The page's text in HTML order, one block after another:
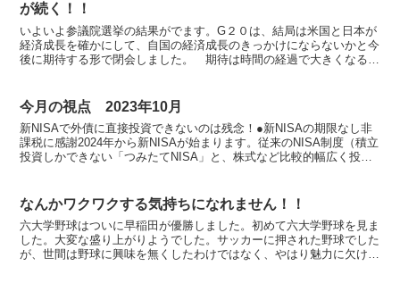
が続く！！
いよいよ参議院選挙の結果がでます。G２０は、結局は米国と日本が
経済成長を確かにして、自国の経済成長のきっかけにならないかと今
後に期待する形で閉会しました。 期待は時間の経過で大きくなるも
今月の視点 2023年10月
新NISAで外債に直接投資できないのは残念！●新NISAの期限なし非
課税に感謝2024年から新NISAが始まります。従来のNISA制度（積立
投資しかできない「つみたてNISA」と、株式など比較的幅広く投資
なんかワクワクする気持ちになれません！！
六大学野球はついに早稲田が優勝しました。初めて六大学野球を見ま
した。大変な盛り上がりようでした。サッカーに押された野球でした
が、世間は野球に興味を無くしたわけではなく、やはり魅力に欠けて